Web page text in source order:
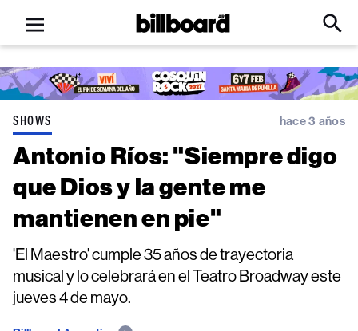
Open
menu
Billboard
Click
Input
SHOWS hace 3 años
Antonio Ríos: "Siempre digo
que Dios y la gente me
mantienen en pie"
'El Maestro' cumple 35 años de trayectoria
musical y lo celebrará en el Teatro Broadway este
jueves 4 de mayo.